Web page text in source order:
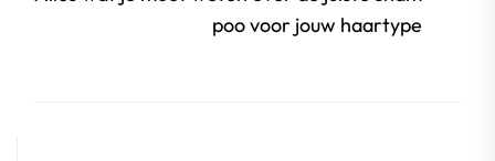
poo voor jouw haartype